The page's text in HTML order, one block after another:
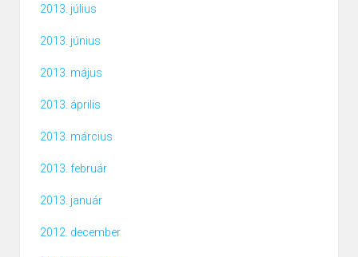
2013. július
2013. június
2013. május
2013. április
2013. március
2013. február
2013. január
2012. december